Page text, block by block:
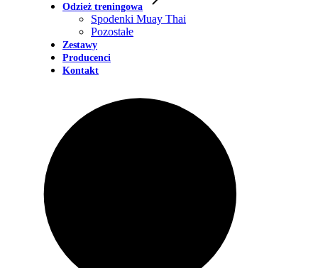
Odzież treningowa
Spodenki Muay Thai
Pozostałe
Zestawy
Producenci
Kontakt